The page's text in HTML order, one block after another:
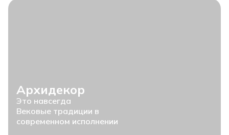
Архидекор
Это навсегда
Вековые традиции в
современном исполнении